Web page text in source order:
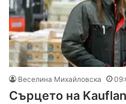
Веселина Михайловска
Сърцето на